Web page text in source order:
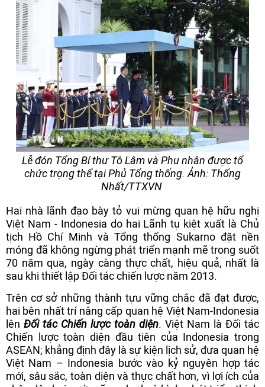
Lễ đón Tổng Bí thư Tô Lâm và Phu nhân được tổ
chức trọng thể tại Phủ Tổng thống. Ảnh: Thống
Nhất/TTXVN
Hai nhà lãnh đạo bày tỏ vui mừng quan hệ hữu nghị
Việt Nam - Indonesia do hai Lãnh tụ kiệt xuất là Chủ
tịch Hồ Chí Minh và Tổng thống Sukarno đặt nền
móng đã không ngừng phát triển mạnh mẽ trong suốt
70 năm qua, ngày càng thực chất, hiệu quả, nhất là
sau khi thiết lập Đối tác chiến lược năm 2013.
Trên cơ sở những thành tựu vững chắc đã đạt được,
hai bên nhất trí nâng cấp quan hệ Việt Nam-Indonesia
lên Đối tác Chiến lược toàn diện. Việt Nam là Đối tác
Chiến lược toàn diện đầu tiên của Indonesia trong
ASEAN; khẳng định đây là sự kiện lịch sử, đưa quan hệ
Việt Nam – Indonesia bước vào kỷ nguyên hợp tác
mới, sâu sắc, toàn diện và thực chất hơn, vì lợi ích của